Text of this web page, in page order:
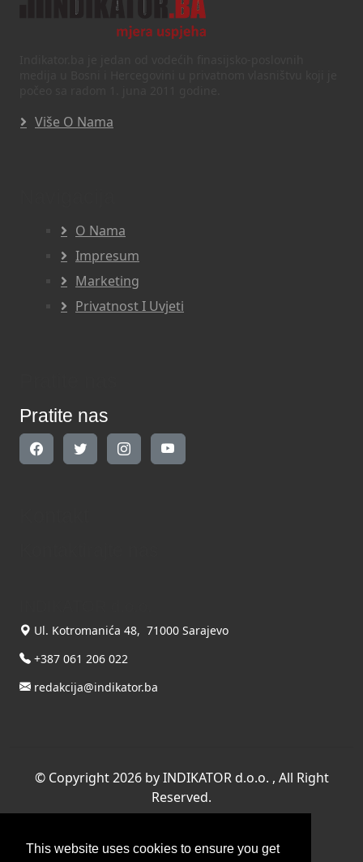
This website uses cookies to ensure you get
Više O Nama
O Nama
Impresum
Marketing
Privatnost I Uvjeti
Pratite nas
Ul. Kotromanića 48, 71000 Sarajevo
+387 061 206 022
redakcija@indikator.ba
© Copyright 2026 by INDIKATOR d.o.o. , All Right
Reserved.
Powered by THYME SYSTEMS doo